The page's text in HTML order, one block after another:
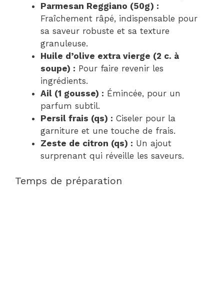
Parmesan Reggiano (50g) :
Fraîchement râpé, indispensable pour
sa saveur robuste et sa texture
granuleuse.
Huile d’olive extra vierge (2 c. à
soupe) : Pour faire revenir les
ingrédients.
Ail (1 gousse) : Émincée, pour un
parfum subtil.
Persil frais (qs) : Ciseler pour la
garniture et une touche de frais.
Zeste de citron (qs) : Un ajout
surprenant qui réveille les saveurs.
Temps de préparation